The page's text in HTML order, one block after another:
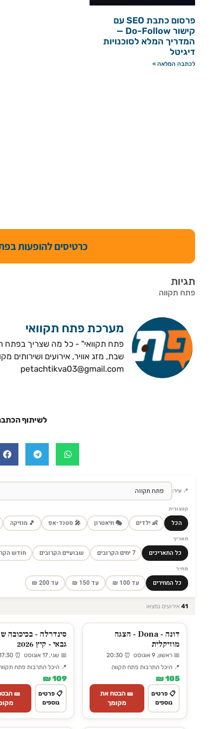
פרסום כתבת SEO עם
קישור Do-Follow —
המדריך המלא לסוכנויות
דיגיטל
לכתבה המלאה »
כרטיסים להופעות
תגיות
פתח תקווה
מערכת פתח תקוואי
פתח תקוואי" - כל מה שצריך בפתח
שבת, מזג אוויר, אירועים ושירותים
petachtikva03@gmail.com
לשיתוף
📍 עיר:
קטגוריה
הכל 👶 ילדים 🎭 תיאטרון 🎤 סטנד-אפ 🎵 מוזיקה
תאריך
כל התאריכים 7 ימים הקרובים שבועיים הקרובים חודש
מחיר
כל המחירים עד 100 ₪ עד 150 ₪ עד 200 ₪
41 אירועים נמצאו
דונה - Dona - הצגה
מוזיקלית
📅 ראשון, 9 אוגוסט ⏰ 20:30
📍 היכל התרבות פתח תקווה
105 ₪
📋 פרטים
נוספים
🎫 הבטח את
מקומך
סינדרלה - בכיכובה
גבאי - קיץ 2026
📅 שני, 17 אוגוסט ⏰ 17:30
📍 היכל התרבות פתח
109 ₪
📋 פרטים
נוספים
🎫